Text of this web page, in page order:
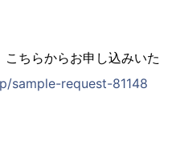
ちらからお申し込みいた
sample-request-81148